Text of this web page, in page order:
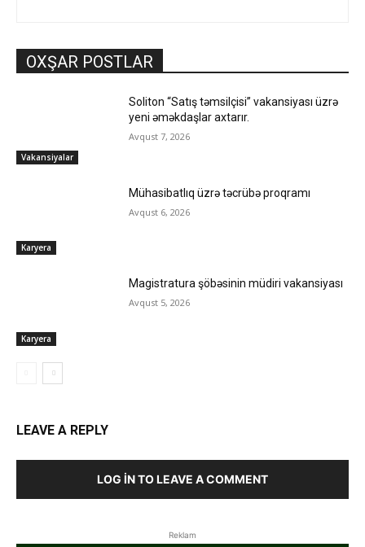
OXŞAR POSTLAR
Vakansiyalar
Soliton “Satış təmsilçisi” vakansiyası üzrə
yeni əməkdaşlar axtarır.
Avqust 7, 2026
Karyera
Mühasibatlıq üzrə təcrübə proqramı
Avqust 6, 2026
Karyera
Magistratura şöbəsinin müdiri vakansiyası
Avqust 5, 2026
LEAVE A REPLY
LOG IN TO LEAVE A COMMENT
Reklam